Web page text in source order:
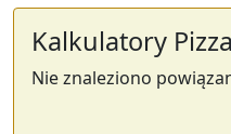
Kalkulatory Pizza
Nie znaleziono